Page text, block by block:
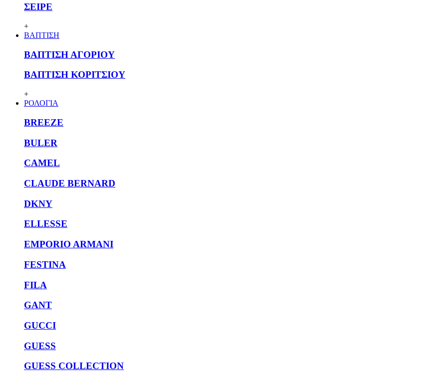
ΣΕΙΡΕ
+
ΒΑΠΤΙΣΗ
ΒΑΠΤΙΣΗ ΑΓΟΡΙΟΥ
ΒΑΠΤΙΣΗ ΚΟΡΙΤΣΙΟΥ
+
ΡΟΛΟΓΙΑ
BREEZE
BULER
CAMEL
CLAUDE BERNARD
DKNY
ELLESSE
EMPORIO ARMANI
FESTINA
FILA
GANT
GUCCI
GUESS
GUESS COLLECTION